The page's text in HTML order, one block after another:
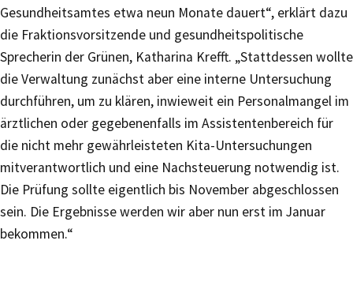
Gesundheitsamtes etwa neun Monate dauert“, erklärt dazu
die Fraktionsvorsitzende und gesundheitspolitische
Sprecherin der Grünen, Katharina Krefft. „Stattdessen wollte
die Verwaltung zunächst aber eine interne Untersuchung
durchführen, um zu klären, inwieweit ein Personalmangel im
ärztlichen oder gegebenenfalls im Assistentenbereich für
die nicht mehr gewährleisteten Kita-Untersuchungen
mitverantwortlich und eine Nachsteuerung notwendig ist.
Die Prüfung sollte eigentlich bis November abgeschlossen
sein. Die Ergebnisse werden wir aber nun erst im Januar
bekommen.“